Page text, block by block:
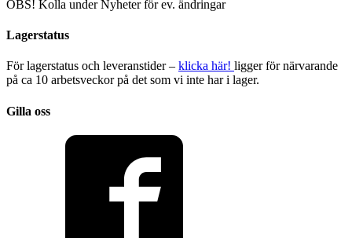
OBS! Kolla under Nyheter för ev. ändringar
Lagerstatus
För lagerstatus och leveranstider – klicka här! ligger för närvarande
på ca 10 arbetsveckor på det som vi inte har i lager.
Gilla oss